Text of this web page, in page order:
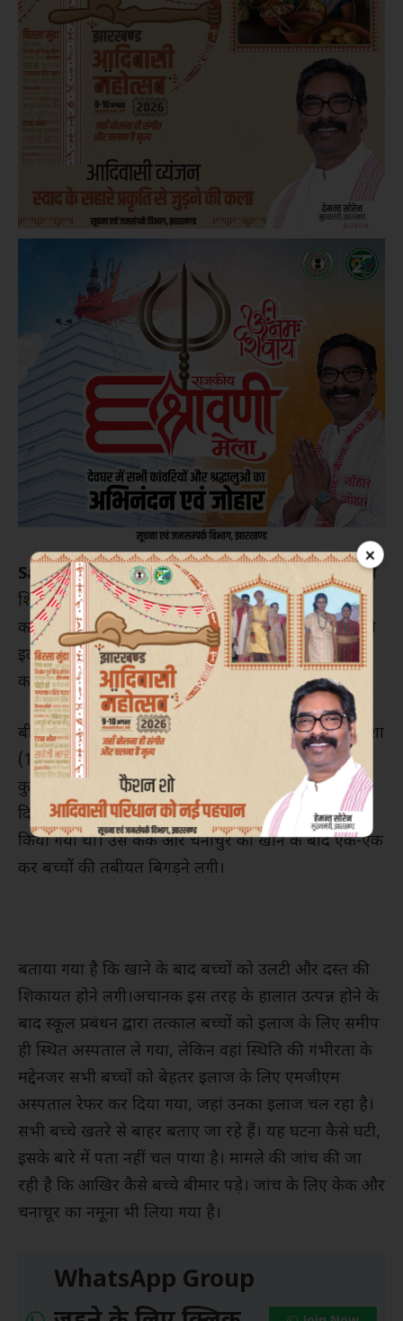
×
Saraikela।जिले के कांड्रा स्थित नरेंद्र नगर उच्च विद्यालय में
शिक्षक दिवस कार्यक्रम के दौरान केक और चनाचूर खाने से
करीब आधा दर्जन बच्चे बीमार पड़ गए। सभी बीमार बच्चों को
इलाज के लिए जमशेदपुर स्थित एमजीएम अस्पताल में भर्ती
कराया गया है।
बीमार बच्चों में शेफाली बारी (14), प्रह्लाद कुमार (14), अनीशा
(13), खुशी महतो (11), सुरभि कुमारी (12) और पूरबी
कुमारी सिंह शामिल हैं। बताया जाता है कि स्कूल में शिक्षक
दिवस के मौके पर बच्चों के बीच केक और चनाचूर वितरित
किया गया था। उस केक और चनाचुर को खाने के बाद एक-एक
कर बच्चों की तबीयत बिगड़ने लगी।
बताया गया है कि खाने के बाद बच्चों को उलटी और दस्त की
शिकायत होने लगी।अचानक इस तरह के हालात उत्पन्न होने के
बाद स्कूल प्रबंधन द्वारा तत्काल बच्चों को इलाज के लिए समीप
ही स्थित अस्पताल ले गया, लेकिन वहां स्थिति की गंभीरता के
मद्देनजर सभी बच्चों को बेहतर इलाज के लिए एमजीएम
अस्पताल रेफर कर दिया गया, जहां उनका इलाज चल रहा है।
सभी बच्चे खतरे से बाहर बताए जा रहे हैं। यह घटना कैसे घटी,
इसके बारे में पता नहीं चल पाया है। मामले की जांच की जा
रही है कि आखिर कैसे बच्चे बीमार पड़े। जांच के लिए केक और
चनाचूर का नमूना भी लिया गया है।
WhatsApp Group